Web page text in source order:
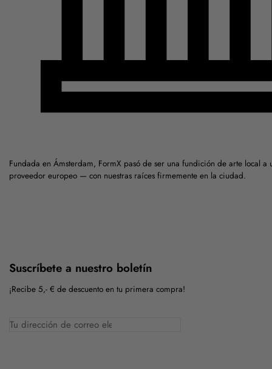
Fundada en Ámsterdam, FormX pasó de ser una fundición de arte local a
proveedor europeo — con nuestras raíces firmemente en la ciudad.
Suscríbete a nuestro boletín
¡Recibe 5,- € de descuento en tu primera compra!